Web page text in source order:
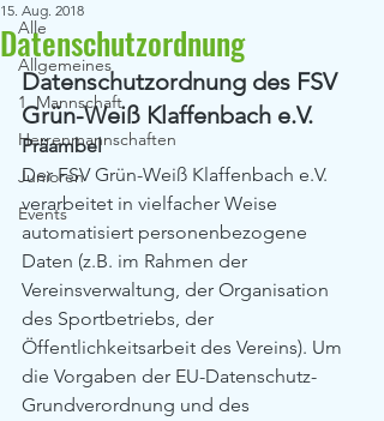
Alle
Allgemeines
1. Mannschaft
Herrenmannschaften
Junioren
Events
Datenschutzordnung
15. Aug. 2018
Datenschutzordnung des FSV
Grün-Weiß Klaffenbach e.V.
Präambel
Der FSV Grün-Weiß Klaffenbach e.V.
verarbeitet in vielfacher Weise
automatisiert personenbezogene
Daten (z.B. im Rahmen der
Vereinsverwaltung, der Organisation
des Sportbetriebs, der
Öffentlichkeitsarbeit des Vereins). Um
die Vorgaben der EU-Datenschutz-
Grundverordnung und des